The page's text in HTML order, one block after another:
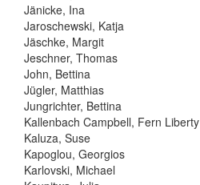
Jänicke, Ina
Jaroschewski, Katja
Jäschke, Margit
Jeschner, Thomas
John, Bettina
Jügler, Matthias
Jungrichter, Bettina
Kallenbach Campbell, Fern Liberty
Kaluza, Suse
Kapoglou, Georgios
Karlovski, Michael